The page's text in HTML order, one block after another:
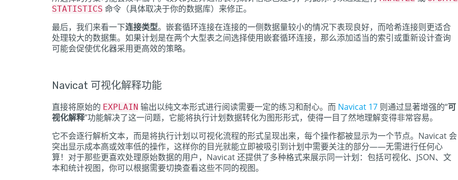
STATISTICS 命令（具体取决于你的数据库）来修正。
最后，我们来看一下连接类型。嵌套循环连接在连接的一侧数据量较小的情况下表现良好，而哈希连接则更适合
处理较大的数据集。如果计划是在两个大型表之间选择使用嵌套循环连接，那么添加适当的索引或重新设计查询
可能会促使优化器采用更高效的策略。
Navicat 可视化解释功能
直接将原始的 EXPLAIN 输出以纯文本形式进行阅读需要一定的练习和耐心。而 Navicat 17 则通过显著增强的“可
视化解释”功能解决了这一问题，它能将执行计划数据转化为图形形式，使得一目了然地理解变得非常容易。
它不会逐行解析文本，而是将执行计划以可视化流程的形式呈现出来，每个操作都被显示为一个节点。Navicat 会
突出显示成本高或效率低的操作，这样你的目光就能立即被吸引到计划中需要关注的部分——无需进行任何心
算！对于那些更喜欢处理原始数据的用户，Navicat 还提供了多种格式来展示同一计划：包括可视化、JSON、文
本和统计视图，你可以根据需要切换查看这些不同的视图。